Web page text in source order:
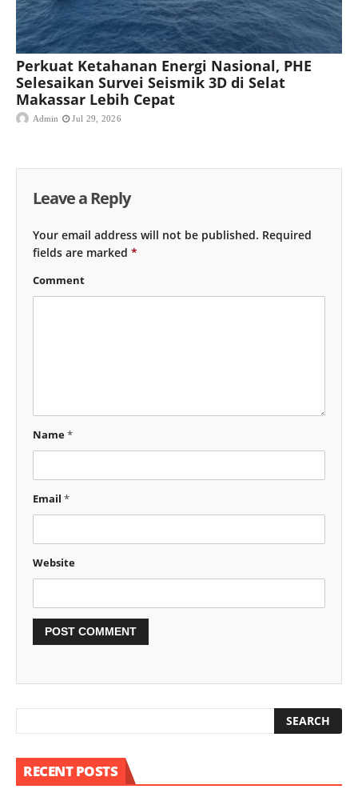
Perkuat Ketahanan Energi Nasional, PHE
Selesaikan Survei Seismik 3D di Selat
Makassar Lebih Cepat
Admin Jul 29, 2026
Leave a Reply
Your email address will not be published. Required
fields are marked *
Comment
Name*
Email *
Website
RECENT POSTS